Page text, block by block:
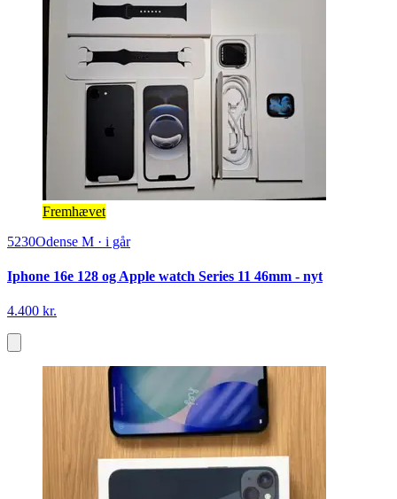
Fremhævet
5230Odense M · i går
Iphone 16e 128 og Apple watch Series 11 46mm - nyt
4.400 kr.